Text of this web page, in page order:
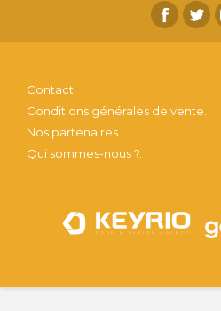
Contact.
Conditions générales de vente.
Nos partenaires.
Qui sommes-nous ?.